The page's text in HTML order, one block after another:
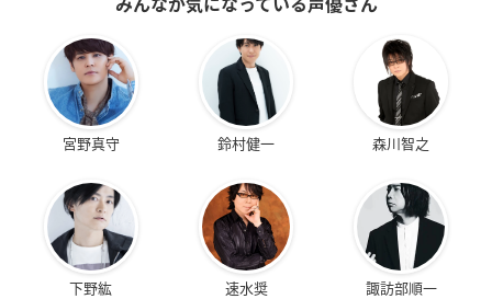
みんなが気になっている声優さん
宮野真守 鈴村健一 森川智之
下野紘 速水奨 諏訪部順一